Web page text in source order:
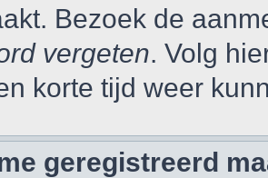
Bezoek de
vergeten. Volg
korte tijd weer
geregistreerd